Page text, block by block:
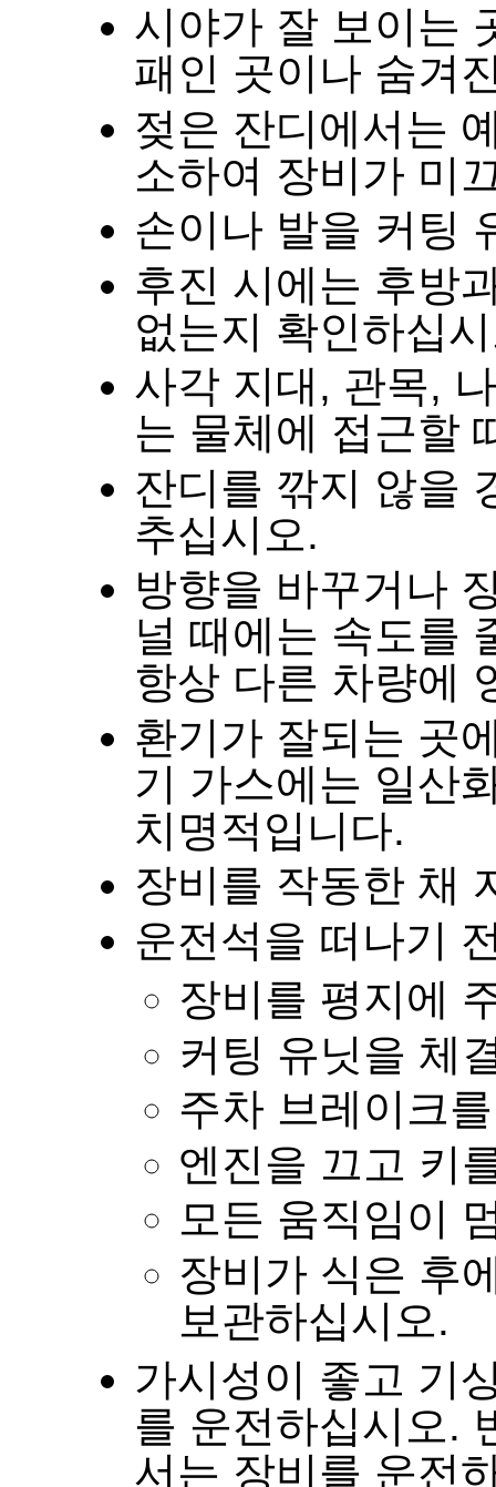
시야가 잘 보이는
패인 곳이나 숨겨
젖은 잔디에서는
소하여 장비가 미
손이나 발을 커팅
후진 시에는 후방
없는지 확인하십
사각 지대, 관목,
는 물체에 접근할
잔디를 깎지 않을
추십시오.
방향을 바꾸거나
널 때에는 속도를
항상 다른 차량에
환기가 잘되는 곳
기 가스에는 일산
치명적입니다.
장비를 작동한 채
운전석을 떠나기
장비를 평지에
커팅 유닛을 체
주차 브레이크
엔진을 끄고 키
모든 움직임이
장비가 식은 후
보관하십시오.
가시성이 좋고 기
를 운전하십시오.
서는 장비를 운전